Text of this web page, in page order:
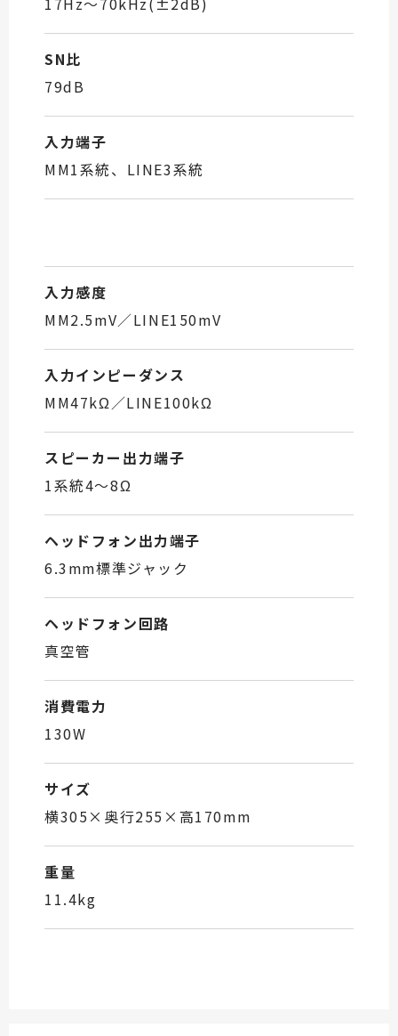
SN比
79dB
入力端子
MM1系統、LINE3系統
入力感度
MM2.5mV／LINE150mV
入力インピーダンス
MM47kΩ／LINE100kΩ
スピーカー出力端子
1系統4～8Ω
ヘッドフォン出力端子
6.3mm標準ジャック
ヘッドフォン回路
真空管
消費電力
130W
サイズ
横305×奥行255×高170mm
重量
11.4kg